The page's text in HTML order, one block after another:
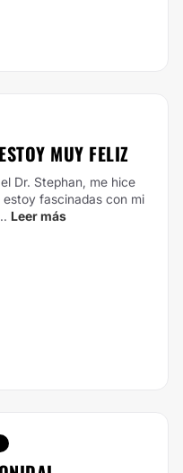
MUY FELIZ
Dr. Stephan, me hice
fascinadas con mi
Leer más